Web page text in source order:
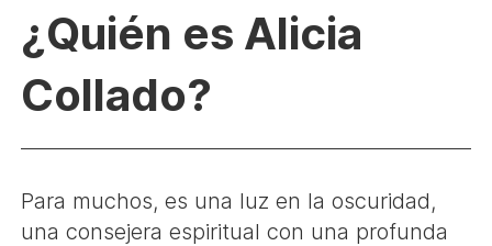
¿Quién es Alicia
Collado?
Para muchos, es una luz en la oscuridad,
una consejera espiritual con una profunda